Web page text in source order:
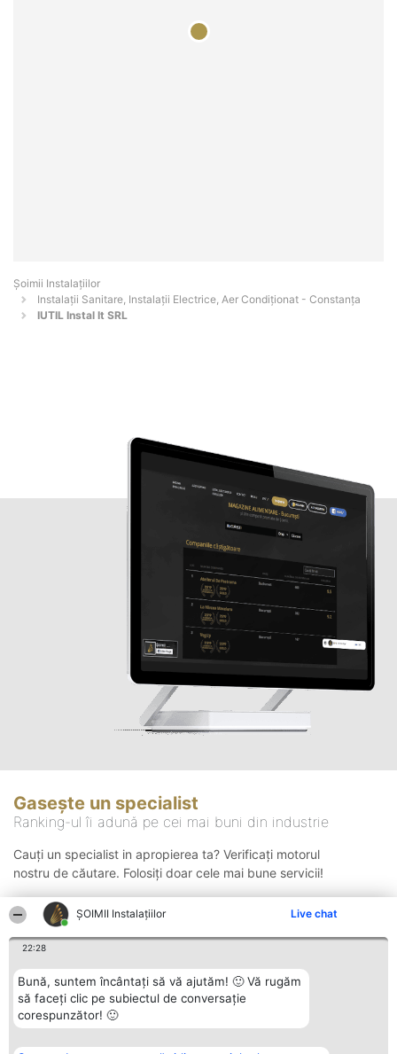
ŞOIMII Instalaţiilor Live chat
22:28
Bună, suntem încântați să vă ajutăm! 🙂 Vă rugăm
să faceți clic pe subiectul de conversație
corespunzător! 🙂
Şoimii Instalaţiilor
Instalații Sanitare, Instalații Electrice, Aer Condiționat - Constanţa
IUTIL Instal It SRL
Gasește un specialist
Ranking-ul îi adună pe cei mai buni din industrie
Cauți un specialist in apropierea ta? Verificați motorul
nostru de căutare. Folosiți doar cele mai bune servicii!